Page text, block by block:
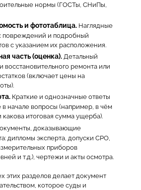
нормы (ГОСТы, СНиПы,
и фототаблица.Наглядные
повреждений и подробный
с указанием их расположения.
часть (оценка).Детальный
восстановительного ремонта или
(включает цены на
Краткие и однозначные ответы
в начале вопросы (например, в чём
какова итоговая сумма ущерба).
доказывающие
дипломы эксперта, допуски СРО,
приборов
и т.д.), чертежи и акты осмотра.
этих разделов делает документ
которое суды и